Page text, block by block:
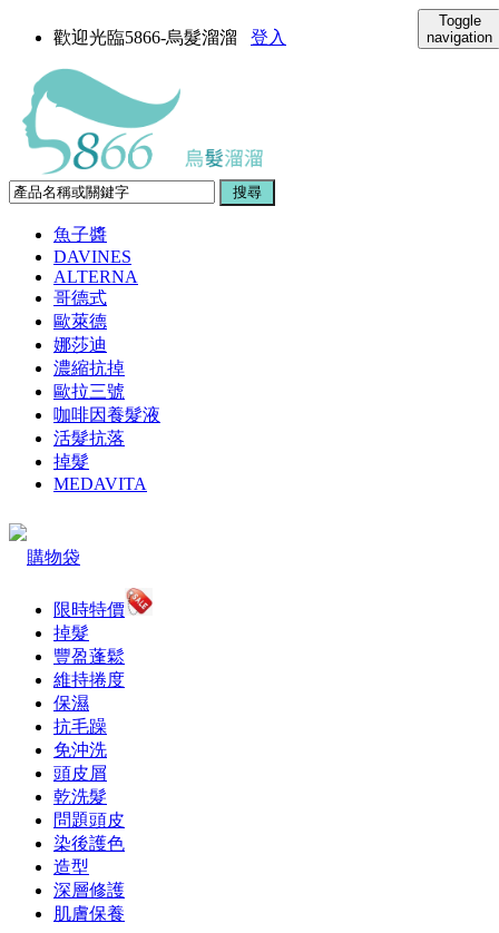
歡迎光臨5866-烏髮溜溜 登入
Toggle
navigation
魚子醬
DAVINES
ALTERNA
哥德式
歐萊德
娜莎迪
濃縮抗掉
歐拉三號
咖啡因養髮液
活髮抗落
掉髮
MEDAVITA
購物袋
限時特價
掉髮
豐盈蓬鬆
維持捲度
保濕
抗毛躁
免沖洗
頭皮屑
乾洗髮
問題頭皮
染後護色
造型
深層修護
肌膚保養